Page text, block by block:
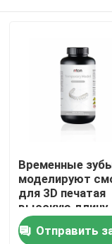
Дома
Временные
моделируют
для 3D печатая
высокую длину
волны 405nm
твердости
Отправить